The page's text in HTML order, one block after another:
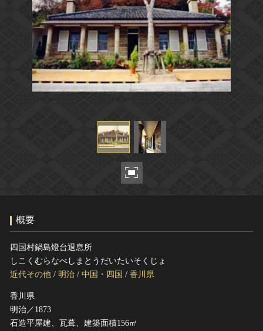
トップ
作品一覧
カテゴリで見る
世界遺産と無形文化遺産
全国の美術館・博物館
媒体資料・関連記事等
博物館、美術館の皆さまへ
文化庁よりご挨拶
今月のみどころ
お知らせ一覧
このサイトについて
関連サイトリンク
サイトマップ
サイトのご意見はこちら
文化遺産データベース
国指定文化財等データベース
概要
四国村鍋島燈台退息所
しこくむらなべしまとうだいたいそくじょ
近代その他 / 明治 / 中国・四国 / 香川県
香川県
明治／1873
石造平屋建、瓦葺、建築面積156㎡